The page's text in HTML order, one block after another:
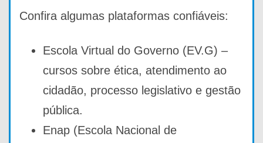
Confira algumas plataformas confiáveis:
Escola Virtual do Governo (EV.G) –
cursos sobre ética, atendimento ao
cidadão, processo legislativo e gestão
pública.
Enap (Escola Nacional de